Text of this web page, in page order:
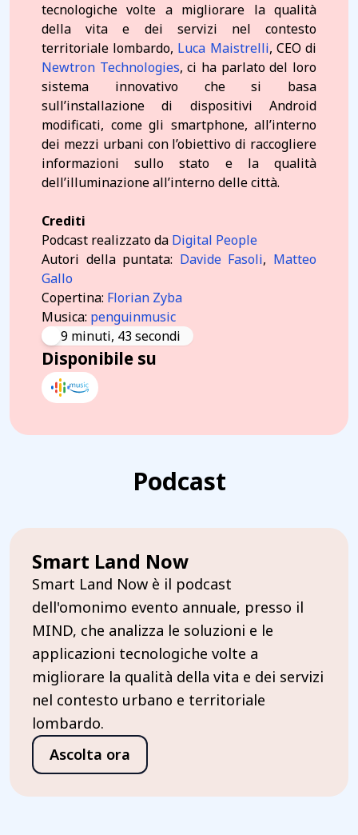
tecnologiche volte a migliorare la qualità
della vita e dei servizi nel contesto
territoriale lombardo, Luca Maistrelli, CEO di
Newtron Technologies, ci ha parlato del loro
sistema innovativo che si basa
sull’installazione di dispositivi Android
modificati, come gli smartphone, all’interno
dei mezzi urbani con l’obiettivo di raccogliere
informazioni sullo stato e la qualità
dell’illuminazione all’interno delle città.
Crediti
Podcast realizzato da Digital People
Autori della puntata: Davide Fasoli, Matteo
Gallo
Copertina: Florian Zyba
Musica: penguinmusic
9 minuti, 43 secondi
Disponibile su
Podcast
Smart Land Now
Smart Land Now è il podcast
dell'omonimo evento annuale, presso il
MIND, che analizza le soluzioni e le
applicazioni tecnologiche volte a
migliorare la qualità della vita e dei servizi
nel contesto urbano e territoriale
lombardo.
Ascolta ora